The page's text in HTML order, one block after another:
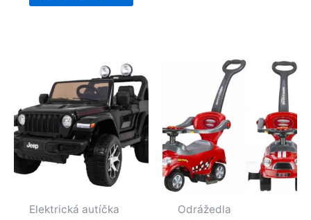
Elektrická autíčka Odrážedla